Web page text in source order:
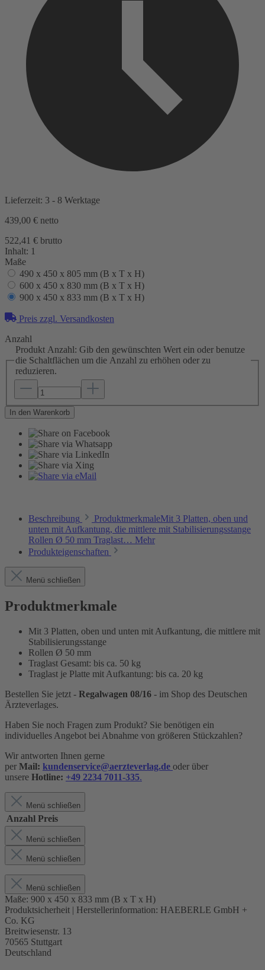
Lieferzeit: 3 - 8 Werktage
439,00 € netto
522,41 € brutto
Inhalt: 1
Maße
490 x 450 x 805 mm (B x T x H)
600 x 450 x 830 mm (B x T x H)
900 x 450 x 833 mm (B x T x H)
Preis zzgl. Versandkosten
Anzahl
Produkt Anzahl: Gib den gewünschten Wert ein oder benutze
die Schaltflächen um die Anzahl zu erhöhen oder zu
reduzieren.
In den Warenkorb
Beschreibung
ProduktmerkmaleMit 3 Platten, oben und
unten mit Aufkantung, die mittlere mit Stabilisierungsstange
Rollen Ø 50 mm Traglast… Mehr
Produkteigenschaften
Menü schließen
Produktmerkmale
Mit 3 Platten, oben und unten mit Aufkantung, die mittlere mit
Stabilisierungsstange
Rollen Ø 50 mm
Traglast Gesamt: bis ca. 50 kg
Traglast je Platte mit Aufkantung: bis ca. 20 kg
Bestellen Sie jetzt - Regalwagen 08/16 - im Shop des Deutschen
Ärzteverlages.
Haben Sie noch Fragen zum Produkt? Sie benötigen ein
individuelles Angebot bei Abnahme von größeren Stückzahlen?
Wir antworten Ihnen gerne
per Mail: kundenservice@aerzteverlag.de oder über
unsere Hotline: +49 2234 7011-335.
Menü schließen
Anzahl Preis
Menü schließen
Menü schließen
Menü schließen
Maße: 900 x 450 x 833 mm (B x T x H)
Produktsicherheit | Herstellerinformation: HAEBERLE GmbH +
Co. KG
Breitwiesenstr. 13
70565 Stuttgart
Deutschland